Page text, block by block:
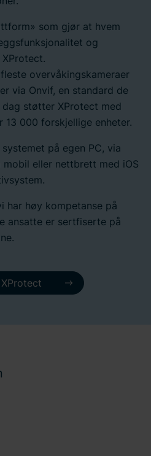
som gjør at hvem
og
overvåkingskameraer
via Onvif, en standard de
støtter XProtect med
13 000 forskjellige enheter.
på egen PC, via
eller nettbrett med iOS
høy kompetanse på
ansatte er sertfiserte på